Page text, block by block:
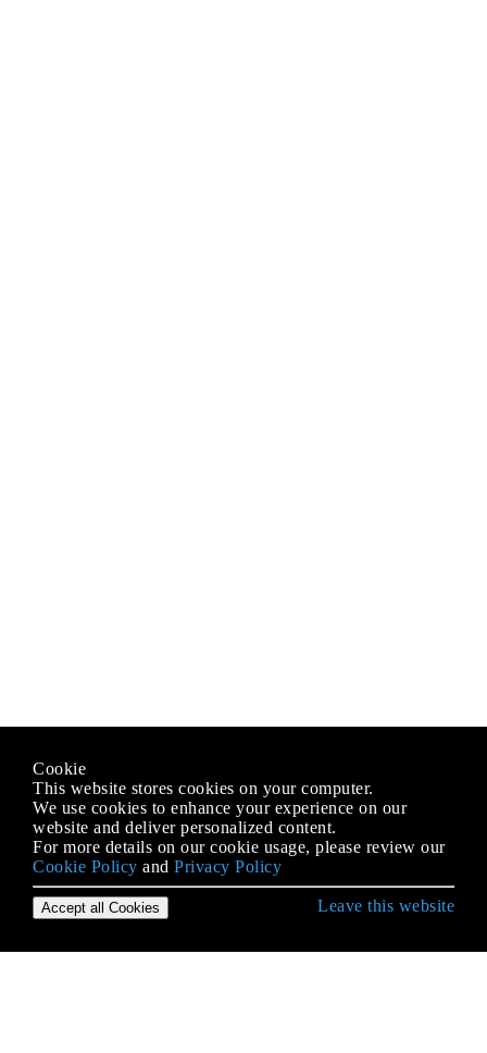
Cookie
This website stores cookies on your computer.
We use cookies to enhance your experience on our
website and deliver personalized content.
For more details on our cookie usage, please review our
Cookie Policy and Privacy Policy
Accept all Cookies Leave this website